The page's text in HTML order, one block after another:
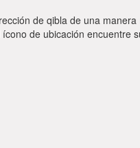
de qibla de una
de ubicación encuentre